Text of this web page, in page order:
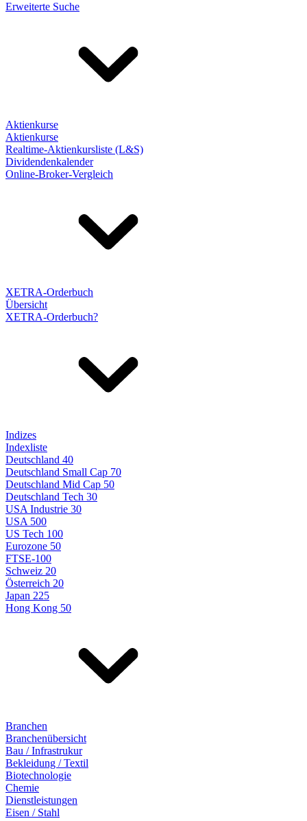
Erweiterte Suche
Aktienkurse
Aktienkurse
Realtime-Aktienkursliste (L&S)
Dividendenkalender
Online-Broker-Vergleich
XETRA-Orderbuch
Übersicht
XETRA-Orderbuch?
Indizes
Indexliste
Deutschland 40
Deutschland Small Cap 70
Deutschland Mid Cap 50
Deutschland Tech 30
USA Industrie 30
USA 500
US Tech 100
Eurozone 50
FTSE-100
Schweiz 20
Österreich 20
Japan 225
Hong Kong 50
Branchen
Branchenübersicht
Bau / Infrastrukur
Bekleidung / Textil
Biotechnologie
Chemie
Dienstleistungen
Eisen / Stahl